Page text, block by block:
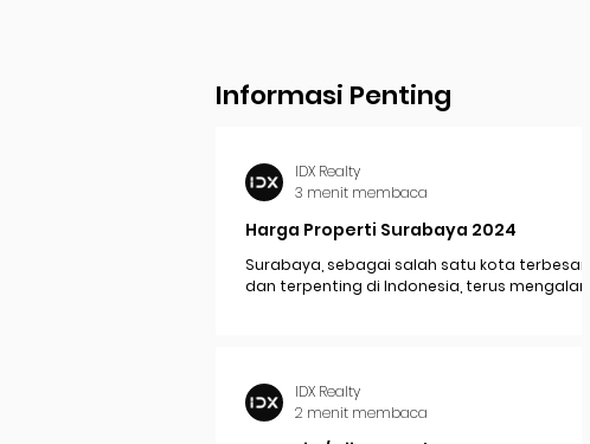
Informasi Penting
Harga Properti Surabaya 2024
Surabaya, sebagai salah satu kota terbesar
dan terpenting di Indonesia, terus mengalami
IDX Realty
3 menit membaca
IDX Realty
2 menit membaca